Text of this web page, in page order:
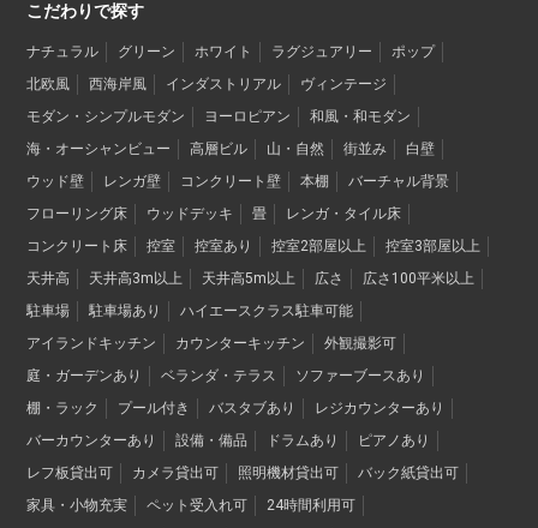
こだわりで探す
ナチュラル グリーン ホワイト ラグジュアリー
ポップ
北欧風
西海岸風 インダストリアル
ヴィンテージ
モダン・シンプルモダン
ヨーロピアン
和風・和モダン
海・オーシャンビュー
高層ビル 山・自然 街並み
白壁
ウッド壁
レンガ壁 コンクリート壁 本棚
バーチャル背景
フローリング床
ウッドデッキ 畳
レンガ・タイル床
コンクリート床
控室 控室あり 控室2部屋以上
控室3部屋以上
天井高
天井高3m以上 天井高5m以上 広さ
広さ100平米以上
駐車場
駐車場あり
ハイエースクラス駐車可能
アイランドキッチン
カウンターキッチン
外観撮影可
庭・ガーデンあり
ベランダ・テラス
ソファーブースあり
棚・ラック
プール付き バスタブあり
レジカウンターあり
バーカウンターあり
設備・備品 ドラムあり
ピアノあり
レフ板貸出可
カメラ貸出可 照明機材貸出可
バック紙貸出可
家具・小物充実
ペット受入れ可
24時間利用可